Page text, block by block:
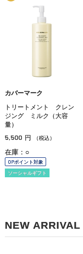
カバーマーク
トリートメント クレン
ジング ミルク（大容
量）
5,500 円 （税込）
在庫：○
OPポイント対象
ソーシャルギフト
NEW ARRIVAL